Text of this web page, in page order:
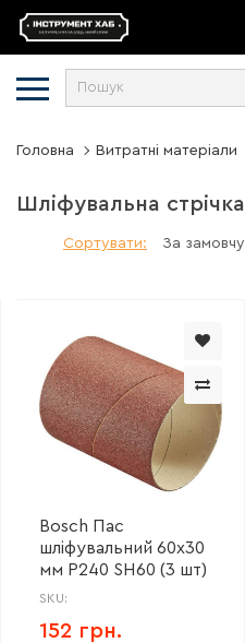
Головна Витратні матеріали
Шліфувальна стрічка
Сортувати:
Bosch Пас
шліфувальний 60х30
мм Р240 SH60 (3 шт)
SKU:
152 грн.